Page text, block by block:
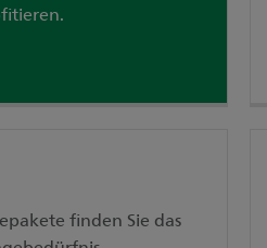
finden Sie das